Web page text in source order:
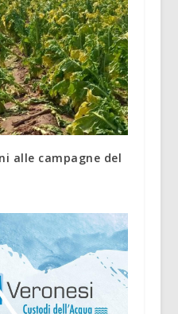
alle campagne del